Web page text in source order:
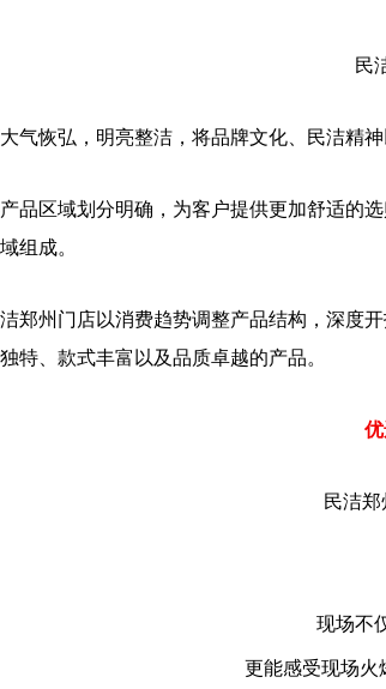
民
气恢弘，明亮整洁，将品牌文化、民洁精
品区域划分明确，为客户提供更加舒适的
组成。
郑州门店以消费趋势调整产品结构，深度
特、款式丰富以及品质卓越的产品。
民洁郑
现场不
更能感受现场火